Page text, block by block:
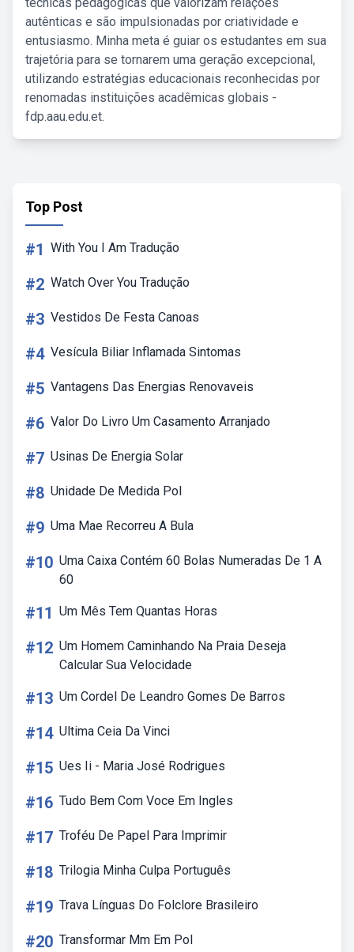
autênticas e são impulsionadas por criatividade e
entusiasmo. Minha meta é guiar os estudantes em sua
trajetória para se tornarem uma geração excepcional,
utilizando estratégias educacionais reconhecidas por
renomadas instituições acadêmicas globais -
fdp.aau.edu.et.
Top Post
#1 With You I Am Tradução
#2 Watch Over You Tradução
#3 Vestidos De Festa Canoas
#4 Vesícula Biliar Inflamada Sintomas
#5 Vantagens Das Energias Renovaveis
#6 Valor Do Livro Um Casamento Arranjado
#7 Usinas De Energia Solar
#8 Unidade De Medida Pol
#9 Uma Mae Recorreu A Bula
#10 Uma Caixa Contém 60 Bolas Numeradas De 1 A
60
#11 Um Mês Tem Quantas Horas
#12 Um Homem Caminhando Na Praia Deseja
Calcular Sua Velocidade
#13 Um Cordel De Leandro Gomes De Barros
#14 Ultima Ceia Da Vinci
#15 Ues Ii - Maria José Rodrigues
#16 Tudo Bem Com Voce Em Ingles
#17 Troféu De Papel Para Imprimir
#18 Trilogia Minha Culpa Português
#19 Trava Línguas Do Folclore Brasileiro
#20 Transformar Mm Em Pol